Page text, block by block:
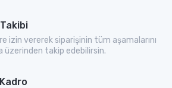
izin vererek siparişinin tüm aşamalarını
üzerinden takip edebilirsin.